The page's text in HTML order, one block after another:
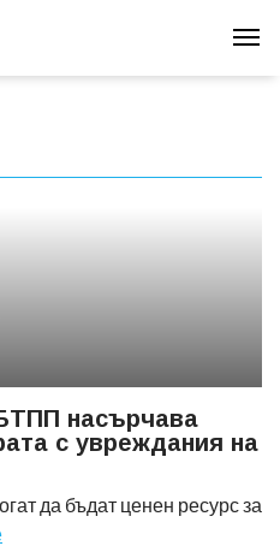
насърчава
с увреждания на
да бъдат ценен ресурс за